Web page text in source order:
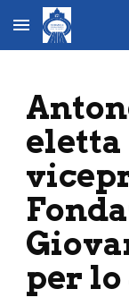
Skip to main
eletta
per